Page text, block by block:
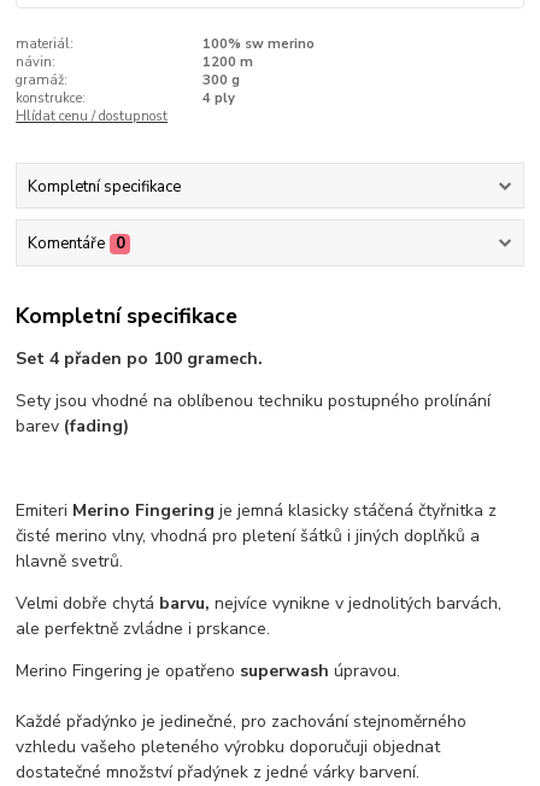
materiál:
100% sw merino
návin:
1200 m
gramáž:
300 g
konstrukce:
4 ply
Hlídat cenu / dostupnost
Kompletní specifikace
Komentáře 0
Kompletní specifikace
Set 4 přaden po 100 gramech.
Sety jsou vhodné na oblíbenou techniku postupného prolínání
barev (fading)
Emiteri Merino Fingeringje jemná klasicky stáčená čtyřnitka z
čisté merino vlny, vhodná pro pletení šátků i jiných doplňků a
hlavně svetrů.
Velmi dobře chytá barvu, nejvíce vynikne v jednolitých barvách,
ale perfektně zvládne i prskance.
Merino Fingering je opatřeno superwash úpravou.
Každé přadýnko je jedinečné, pro zachování stejnoměrného
vzhledu vašeho pleteného výrobku doporučuji objednat
dostatečné množství přadýnek z jedné várky barvení.